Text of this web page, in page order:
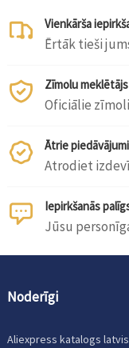
Vienkārša
Ērtāk tieši
Zīmolu meklētājs
Oficiālie
Ātrie piedāvājumi
Atrodiet
Iepirkšanās
Jūsu
Noderīgi
Aliexpress katalogs